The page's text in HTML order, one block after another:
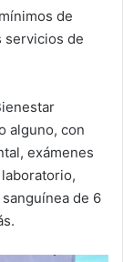
de
servicios de
alguno, con
exámenes
de 6